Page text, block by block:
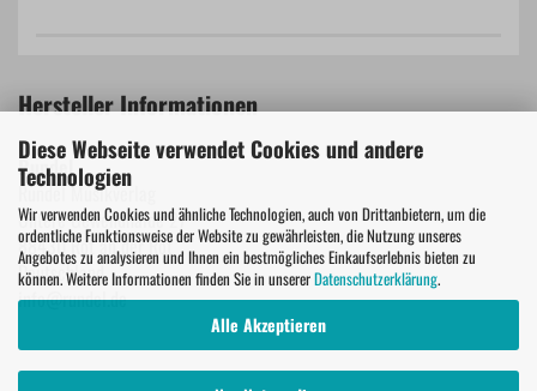
Diese Webseite verwendet Cookies und andere
Technologien
Wir verwenden Cookies und ähnliche Technologien, auch von Drittanbietern, um die
ordentliche Funktionsweise der Website zu gewährleisten, die Nutzung unseres
Angebotes zu analysieren und Ihnen ein bestmögliches Einkaufserlebnis bieten zu
können. Weitere Informationen finden Sie in unsererDatenschutzerklärung.
Alle Akzeptieren
Hersteller Informationen
Rundel
Rundel Musikverlag
Untere Gewendhalde 27
88430 Rot an der Rot
Deutschland
info@rundel.de